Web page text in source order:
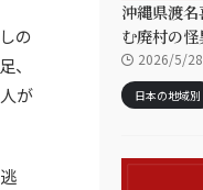
の
、
が
沖縄県渡
む廃村の
2026/5/28
日本の地域別